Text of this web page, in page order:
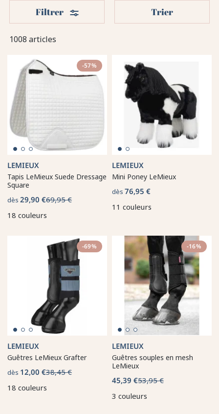
1008 articles
Filtrer Filters Trier
-57%
LEMIEUX
Tapis LeMieux Suede Dressage
Square
dès 29,90 €69,95 €
18 couleurs
LEMIEUX
Mini Poney LeMieux
dès 76,95 €
11 couleurs
-69%
LEMIEUX
Guêtres LeMieux Grafter
dès 12,00 €38,45 €
18 couleurs
-16%
LEMIEUX
Guêtres souples en mesh
LeMieux
45,39 €53,95 €
3 couleurs